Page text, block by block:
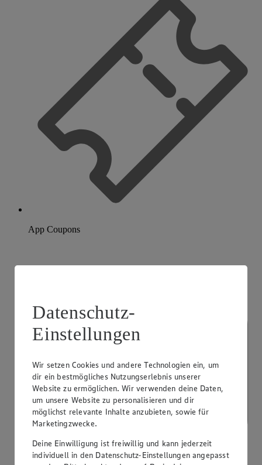
App Coupons
Datenschutz-
Einstellungen
Wir setzen Cookies und andere Technologien ein, um
dir ein bestmögliches Nutzungserlebnis unserer
Website zu ermöglichen. Wir verwenden deine Daten,
um unsere Website zu personalisieren und dir
möglichst relevante Inhalte anzubieten, sowie für
Marketingzwecke.
Deine Einwilligung ist freiwillig und kann jederzeit
individuell in den Datenschutz-Einstellungen angepasst